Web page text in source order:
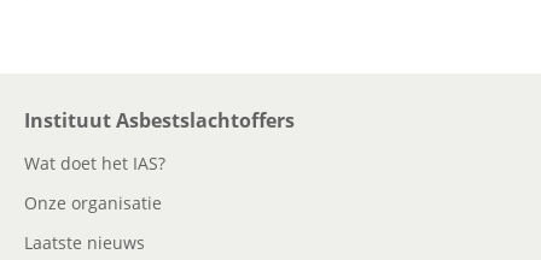
Instituut Asbestslachtoffers
Wat doet het IAS?
Onze organisatie
Laatste nieuws